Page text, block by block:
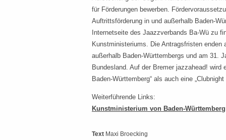
für Förderungen bewerben.
Auftrittsförderung in und außerhalb Baden-
Internetseite des Jaazzverbands Ba-Wü zu
Kunstministeriums. Die Antragsfristen enden
außerhalb Baden-Württembergs und am 31.
Bundesland. Auf der Bremer jazzahead! wird
Baden-Württemberg“ als auch eine
Weiterführende Links:
Kunstministerium von Baden-Württemberg
Text Maxi Broecking